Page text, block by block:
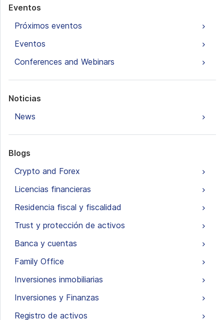
Eventos
Próximos eventos
Eventos
Conferences and Webinars
Noticias
News
Blogs
Crypto and Forex
Licencias financieras
Residencia fiscal y fiscalidad
Trust y protección de activos
Banca y cuentas
Family Office
Inversiones inmobiliarias
Inversiones y Finanzas
Registro de activos